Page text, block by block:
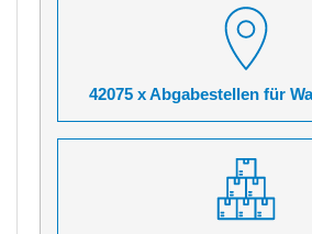
42075 x Abgabestellen für